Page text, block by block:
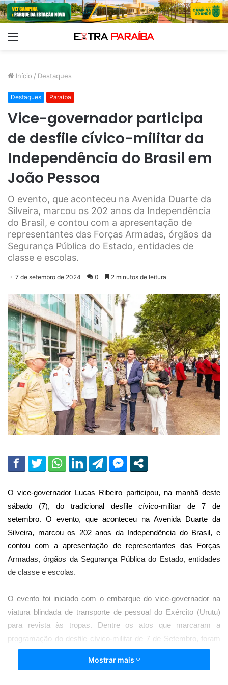
Início / Destaques
Destaques Paraíba
Vice-governador participa
de desfile cívico-militar da
Independência do Brasil em
João Pessoa
O evento, que aconteceu na Avenida Duarte da
Silveira, marcou os 202 anos da Independência
do Brasil, e contou com a apresentação de
representantes das Forças Armadas, órgãos da
Segurança Pública do Estado, entidades de
classe e escolas.
7 de setembro de 2024 0 2 minutos de leitura
O vice-governador Lucas Ribeiro participou, na manhã deste
sábado (7), do tradicional desfile cívico-militar de 7 de
setembro. O evento, que aconteceu na Avenida Duarte da
Silveira, marcou os 202 anos da Independência do Brasil, e
contou com a apresentação de representantes das Forças
Armadas, órgãos da Segurança Pública do Estado, entidades
de classe e escolas.
O evento foi iniciado com o embarque do vice-governador na
viatura blindada de transporte de pessoal do Exército (Urutu)
para revista às tropas. Dentre os atos que marcaram a
programação do desfile cívico-militar de 7 de Setembro, foram
realizados ainda o hasteamento das bandeiras e a extinção do
fogo simbólico – ato de encerramento da Semana da Pátria.
Mostrar mais